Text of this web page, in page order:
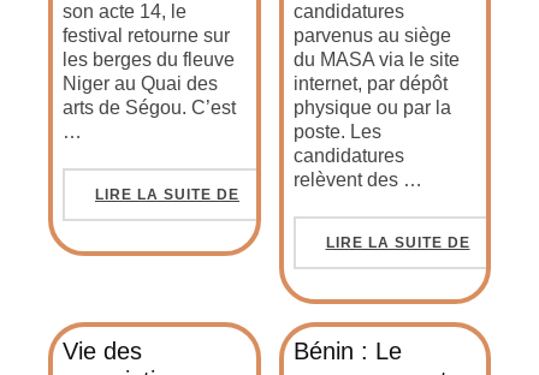
son acte 14, le
festival retourne sur
les berges du fleuve
Niger au Quai des
arts de Ségou. C’est
…
LIRE LA SUITE DE
candidatures
parvenus au siège
du MASA via le site
internet, par dépôt
physique ou par la
poste. Les
candidatures
relèvent des …
LIRE LA SUITE DE
Vie des
Bénin : Le